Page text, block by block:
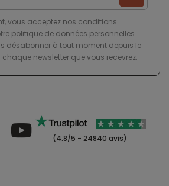
vous acceptez nos conditions
politique de données personnelles .
désabonner à tout moment depuis le
newsletter que vous recevrez.
(4.8/5 - 24840 avis)